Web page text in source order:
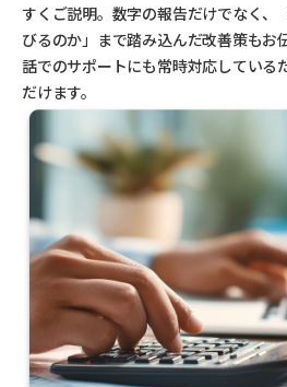
すくご説明。数字の報告だけでなく、
びるのか」まで踏み込んだ改善策もお
話でのサポートにも常時対応している
だけます。